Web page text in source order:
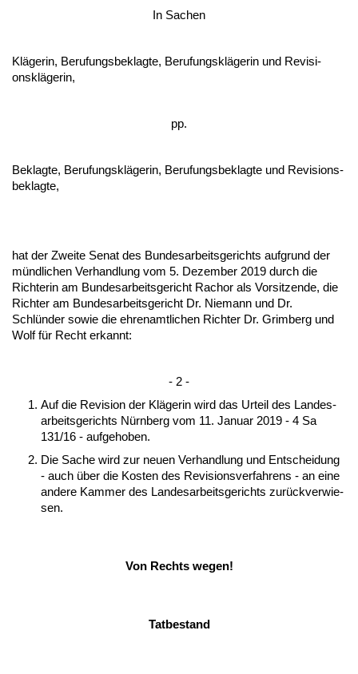
In Sa­chen
Kläge­rin, Be­ru­fungs­be­klag­te, Be­ru­fungskläge­rin und Re­vi­si­
onskläge­rin,
pp.
Be­klag­te, Be­ru­fungskläge­rin, Be­ru­fungs­be­klag­te und Re­vi­si­ons­
be­klag­te,
hat der Zwei­te Se­nat des Bun­des­ar­beits­ge­richts auf­grund der
münd­li­chen Ver­hand­lung vom 5. De­zem­ber 2019 durch die
Rich­te­rin am Bun­des­ar­beits­ge­richt Ra­chor als Vor­sit­zen­de, die
Rich­ter am Bun­des­ar­beits­ge­richt Dr. Nie­mann und Dr.
Schlünder so­wie die eh­ren­amt­li­chen Rich­ter Dr. Grim­berg und
Wolf für Recht er­kannt:
- 2 -
Auf die Re­vi­si­on der Kläge­rin wird das Ur­teil des Lan­des­
ar­beits­ge­richts Nürn­berg vom 11. Ja­nu­ar 2019 - 4 Sa
131/16 - auf­ge­ho­ben.
Die Sa­che wird zur neu­en Ver­hand­lung und Ent­sch­ei­dung
- auch über die Kos­ten des Re­vi­si­ons­ver­fah­rens - an ei­ne
an­de­re Kam­mer des Lan­des­ar­beits­ge­richts zu­rück­ver­wie­
sen.
Von Rechts we­gen!
Tat­be­stand